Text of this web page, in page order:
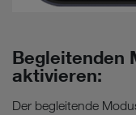
Begleitenden
aktivieren:
Der begleitende